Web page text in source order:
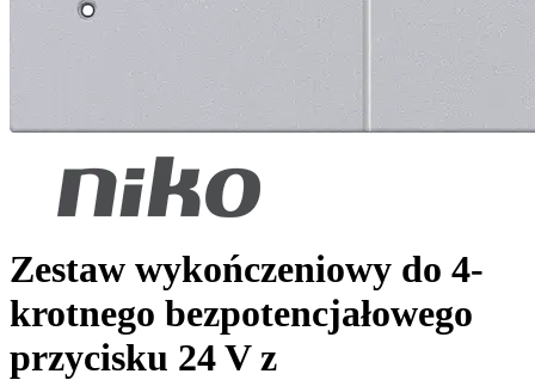
Zestaw wykończeniowy do 4-
krotnego bezpotencjałowego
przycisku 24 V z